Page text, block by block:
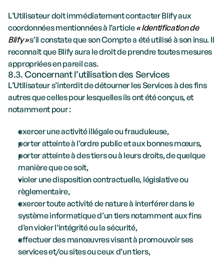
L’Utilisateur doit immédiatement contacter Blify aux
coordonnées mentionnées à l’article « Identification de
Blify » s’il constate que son Compte a été utilisé à son insu. Il
reconnait que Blify aura le droit de prendre toutes mesures
appropriées en pareil cas.
8.3. Concernant l’utilisation des Services
L’Utilisateur s’interdit de détourner les Services à des fins
autres que celles pour lesquelles ils ont été conçus, et
notamment pour :
exercer une activité illégale ou frauduleuse,
porter atteinte à l’ordre public et aux bonnes mœurs,
porter atteinte à des tiers ou à leurs droits, de quelque
manière que ce soit,
violer une disposition contractuelle, législative ou
règlementaire,
exercer toute activité de nature à interférer dans le
système informatique d’un tiers notamment aux fins
d’en violer l’intégrité ou la sécurité,
effectuer des manœuvres visant à promouvoir ses
services et/ou sites ou ceux d’un tiers,